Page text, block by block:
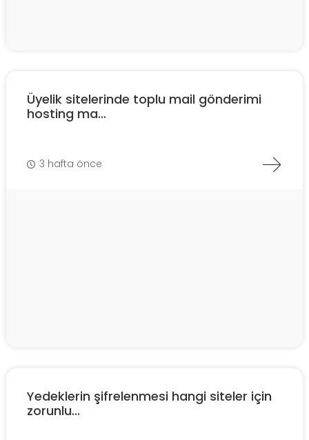
Üyelik sitelerinde toplu mail gönderimi
hosting ma...
3 hafta önce
Yedeklerin şifrelenmesi hangi siteler için
zorunlu...